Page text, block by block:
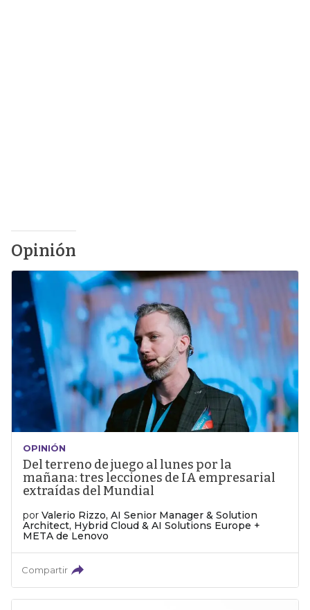
Opinión
OPINIÓN
Del terreno de juego al lunes por la
mañana: tres lecciones de IA empresarial
extraídas del Mundial
por Valerio Rizzo, AI Senior Manager & Solution
Architect, Hybrid Cloud & AI Solutions Europe +
META de Lenovo
Compartir